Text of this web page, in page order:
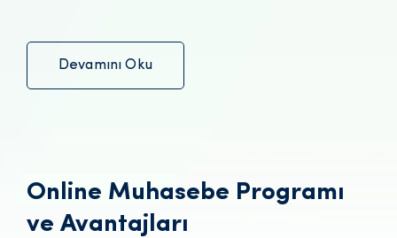
Devamını Oku
Online Muhasebe Programı
ve Avantajları